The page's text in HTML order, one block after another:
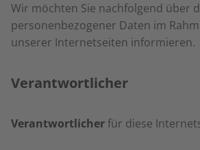
Wir möchten Sie nachfolgend über
personenbezogener Daten im
unserer Internetseiten informieren.
Verantwortlicher
Verantwortlicherfür diese